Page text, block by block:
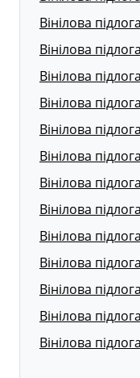
Вінілова
Вінілова
Вінілова
Вінілова
Вінілова
Вінілова
Вінілова
Вінілова
Вінілова
Вінілова
Вінілова
Вінілова
Вінілова